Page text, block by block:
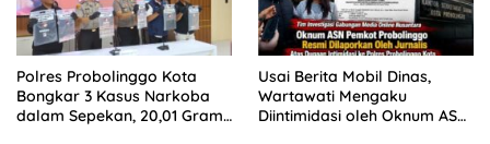
Polres Probolinggo Kota
Bongkar 3 Kasus Narkoba
dalam Sepekan, 20,01 Gram
Usai Berita Mobil Dinas,
Wartawati Mengaku
Diintimidasi oleh Oknum ASN